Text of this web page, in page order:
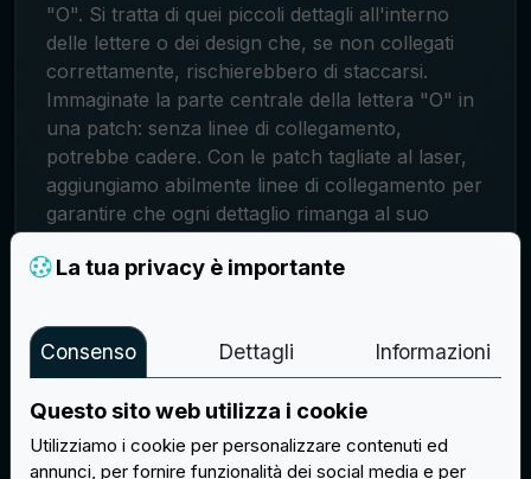
"O". Si tratta di quei piccoli dettagli all'interno
delle lettere o dei design che, se non collegati
correttamente, rischierebbero di staccarsi.
Immaginate la parte centrale della lettera "O" in
una patch: senza linee di collegamento,
potrebbe cadere. Con le patch tagliate al laser,
aggiungiamo abilmente linee di collegamento per
garantire che ogni dettaglio rimanga al suo
La tua privacy è importante
Consenso Dettagli Informazioni
Questo sito web utilizza i cookie
Utilizziamo i cookie per personalizzare contenuti ed
annunci, per fornire funzionalità dei social media e per